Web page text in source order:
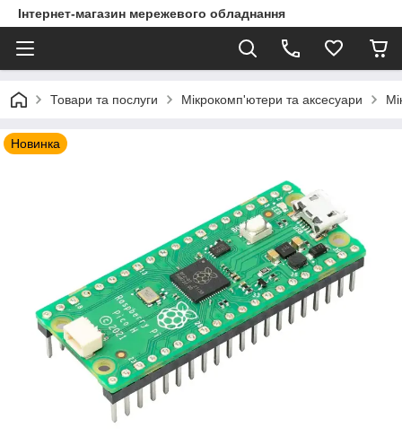
Інтернет-магазин мережевого обладнання
Товари та послуги Мікрокомп'ютери та аксесуари
Новинка